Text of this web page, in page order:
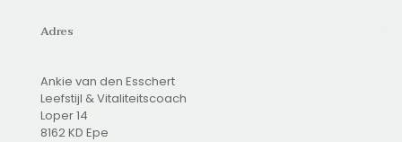
Adres
Ankie van den Esschert
Leefstijl & Vitaliteitscoach
Loper 14
8162 KD Epe